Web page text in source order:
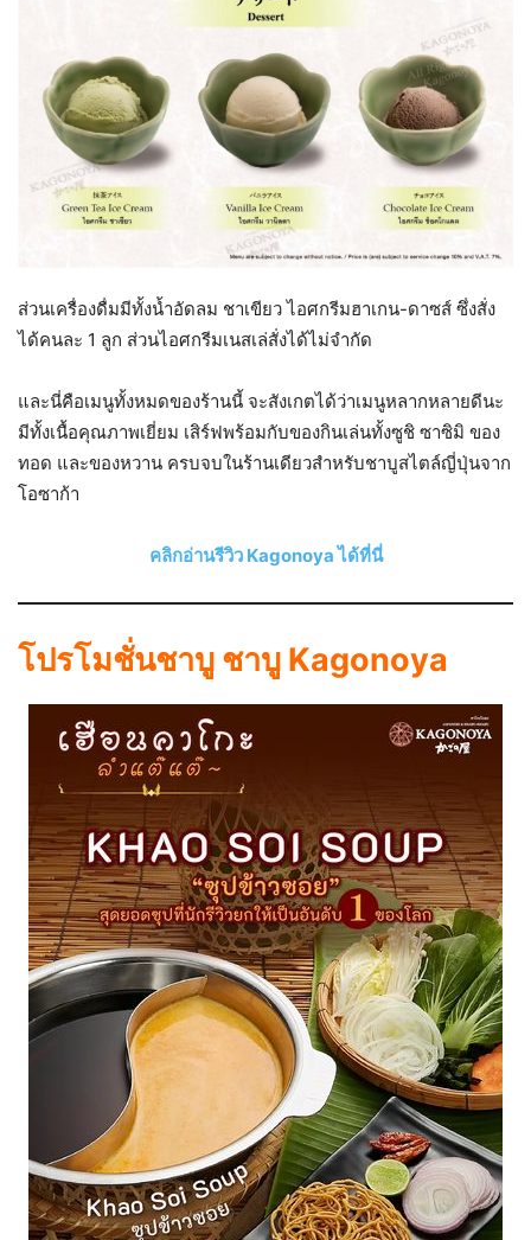
ส่วนเครื่องดื่มมีทั้งน้ำอัดลม ชาเขียว ไอศกรีมฮาเกน-ดาซส์ ซึ่งสั่ง
ได้คนละ 1 ลูก ส่วนไอศกรีมเนสเล่สั่งได้ไม่จำกัด
และนี่คือเมนูทั้งหมดของร้านนี้ จะสังเกตได้ว่าเมนูหลากหลายดีนะ
มีทั้งเนื้อคุณภาพเยี่ยม เสิร์ฟพร้อมกับของกินเล่นทั้งซูชิ ซาซิมิ ของ
ทอด และของหวาน ครบจบในร้านเดียวสำหรับชาบูสไตล์ญี่ปุ่นจาก
โอซาก้า
คลิกอ่านรีวิว Kagonoya ได้ที่นี่
โปรโมชั่นชาบู ชาบู Kagonoya